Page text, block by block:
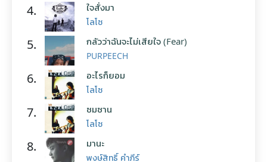
4. ใจสั่งมา
โลโซ
5. กลัวว่าฉันจะไม่เสียใจ (Fear)
PURPEECH
6. อะไรก็ยอม
โลโซ
7. ซมซาน
โลโซ
8. มานะ
พงษ์สิทธิ์ คำภีร์